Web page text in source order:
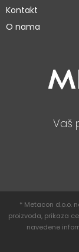
Kontakt
O nama
Vaš
* Metacon d.o.o.
proizvoda, prikaza
navedene